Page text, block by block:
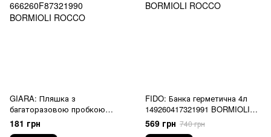
GIARA: Пляшка з
багаторазовою пробкою
666260F87321990 BORMIOLI
ROCCO
181 грн
FIDO: Банка герметична 4л
149260417321991 BORMIOLI
ROCCO
569 грн 740 грн